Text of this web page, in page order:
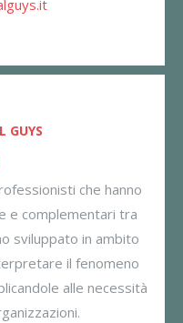
GUYS
che hanno
e complementari tra
sviluppato in ambito
il fenomeno
alle necessità